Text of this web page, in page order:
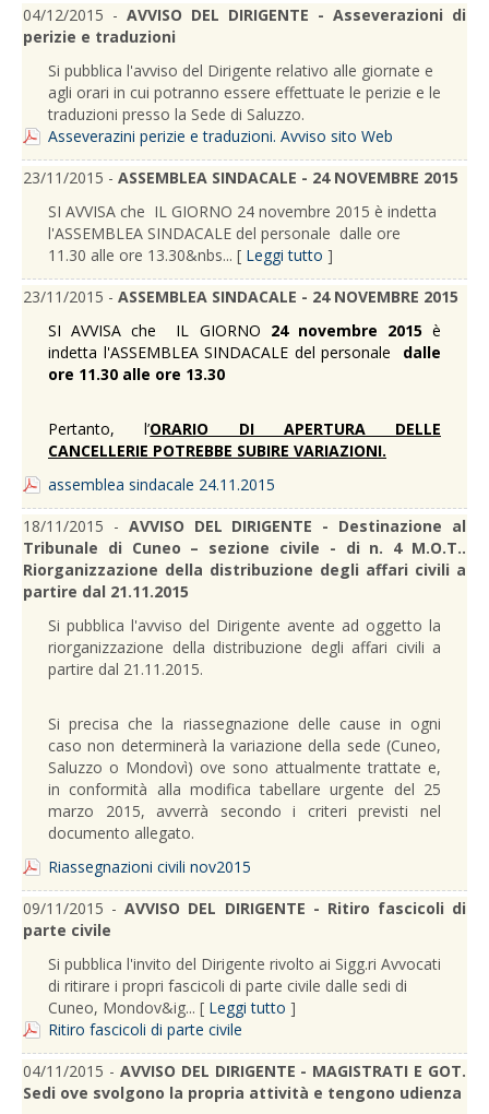
04/12/2015 - AVVISO DEL DIRIGENTE - Asseverazioni di
perizie e traduzioni
Si pubblica l'avviso del Dirigente relativo alle giornate e
agli orari in cui potranno essere effettuate le perizie e le
traduzioni presso la Sede di Saluzzo.
Asseverazini perizie e traduzioni. Avviso sito Web
23/11/2015 - ASSEMBLEA SINDACALE - 24 NOVEMBRE 2015
SI AVVISA che IL GIORNO 24 novembre 2015 è indetta
l'ASSEMBLEA SINDACALE del personale dalle ore
11.30 alle ore 13.30&nbs... [ Leggi tutto ]
23/11/2015 - ASSEMBLEA SINDACALE - 24 NOVEMBRE 2015
SI AVVISAche IL GIORNO 24 novembre 2015è
indetta l'ASSEMBLEA SINDACALE del personale dalle
ore 11.30 alle ore 13.30
Pertanto, l’ORARIO DI APERTURA DELLE
CANCELLERIE POTREBBE SUBIRE VARIAZIONI.
assemblea sindacale 24.11.2015
18/11/2015 - AVVISO DEL DIRIGENTE - Destinazione al
Tribunale di Cuneo – sezione civile - di n. 4 M.O.T..
Riorganizzazione della distribuzione degli affari civili a
partire dal 21.11.2015
Si pubblica l'avviso del Dirigente avente ad oggetto la
riorganizzazione della distribuzione degli affari civili a
partire dal 21.11.2015.
Si precisa che la riassegnazione delle cause in ogni
caso non determinerà la variazione della sede (Cuneo,
Saluzzo o Mondovì) ove sono attualmente trattate e,
in conformità alla modifica tabellare urgente del 25
marzo 2015, avverrà secondo i criteri previsti nel
documento allegato.
Riassegnazioni civili nov2015
09/11/2015 -AVVISO DEL DIRIGENTE - Ritiro fascicoli di
parte civile
Si pubblica l'invito del Dirigente rivolto ai Sigg.ri Avvocati
di ritirare i propri fascicoli di parte civile dalle sedi di
Cuneo, Mondov&ig... [ Leggi tutto ]
Ritiro fascicoli di parte civile
04/11/2015 - AVVISO DEL DIRIGENTE - MAGISTRATI E GOT.
Sedi ove svolgono la propria attività e tengono udienza